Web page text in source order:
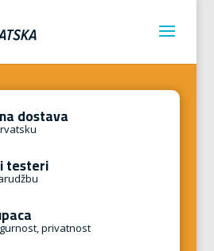
dostava
testeri
privatnost